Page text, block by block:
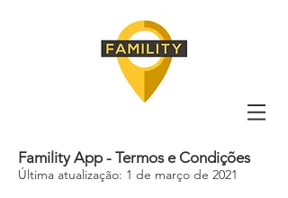
Famility App - Termos e Condições
Última atualização: 1 de março de 2021